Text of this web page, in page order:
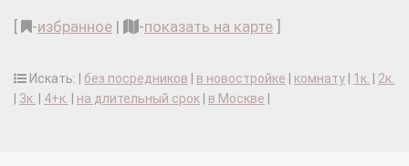
-избранное | -показать на карте
Искать: | без посредников в новостройке комнату 1к.
2к.
3к. 4+к. на длительный срок в Москве